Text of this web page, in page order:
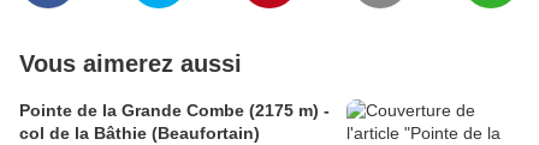
Vous aimerez aussi
Pointe de la Grande Combe (2175 m) -
col de la Bâthie (Beaufortain)